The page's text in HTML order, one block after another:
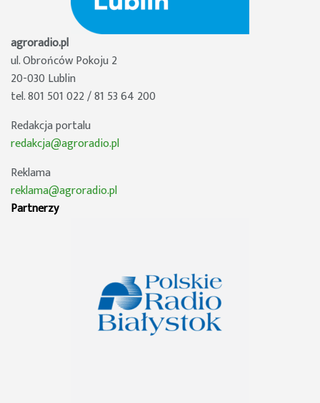
agroradio.pl
ul. Obrońców Pokoju 2
20-030 Lublin
tel. 801 501 022 / 81 53 64 200
Redakcja portalu
redakcja@agroradio.pl
Reklama
reklama@agroradio.pl
Partnerzy